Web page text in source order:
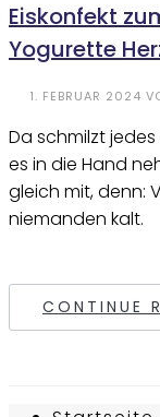
Eiskonfekt
Yogurette
1. FEBRUAR 2024
Da schmilzt
es in die Hand
gleich mit, denn:
niemanden kalt.
CONTINUE